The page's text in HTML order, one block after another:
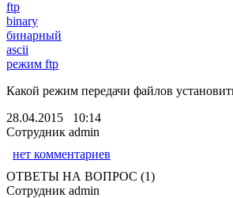
ftp
binary
бинарный
ascii
режим ftp
Какой режим передачи файлов
28.04.2015 10:14
Сотрудник admin
нет комментариев
ОТВЕТЫ НА ВОПРОС (1)
Сотрудник admin